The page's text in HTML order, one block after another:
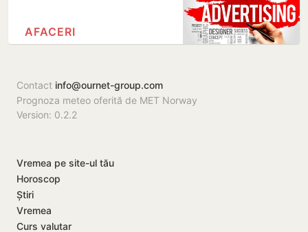
AFACERI
Contact info@ournet-group.com
Prognoza meteo oferită de MET Norway
Version: 0.2.2
Vremea pe site-ul tău
Horoscop
Știri
Vremea
Curs valutar